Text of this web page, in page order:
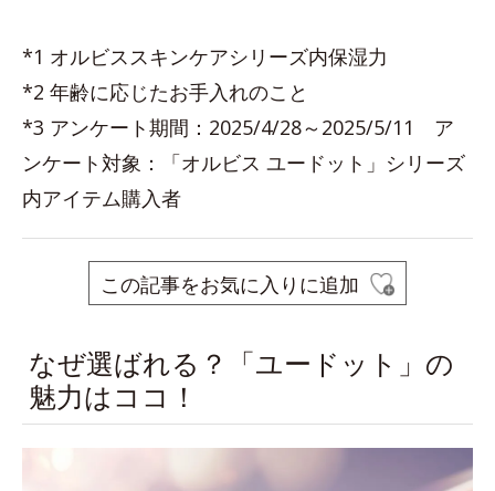
*1 オルビススキンケアシリーズ内保湿力
*2 年齢に応じたお手入れのこと
*3 アンケート期間：2025/4/28～2025/5/11 ア
ンケート対象：「オルビス ユードット」シリーズ
内アイテム購入者
この記事をお気に入りに追加
なぜ選ばれる？「ユードット」の
魅力はココ！